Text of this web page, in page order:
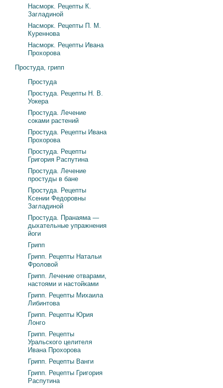
Насморк. Рецепты К.
Загладиной
Насморк. Рецепты П. М.
Куреннова
Насморк. Рецепты Ивана
Прохорова
Простуда, грипп
Простуда
Простуда. Рецепты Н. В.
Уокера
Простуда. Лечение
соками растений
Простуда. Рецепты Ивана
Прохорова
Простуда. Рецепты
Григория Распутина
Простуда. Лечение
простуды в бане
Простуда. Рецепты
Ксении Федоровны
Загладиной
Простуда. Пранаяма —
дыхательные упражнения
йоги
Грипп
Грипп. Рецепты Натальи
Фроловой
Грипп. Лечение отварами,
настоями и настойками
Грипп. Рецепты Михаила
Либинтова
Грипп. Рецепты Юрия
Лонго
Грипп. Рецепты
Уральского целителя
Ивана Прохорова
Грипп. Рецепты Ванги
Грипп. Рецепты Григория
Распутина